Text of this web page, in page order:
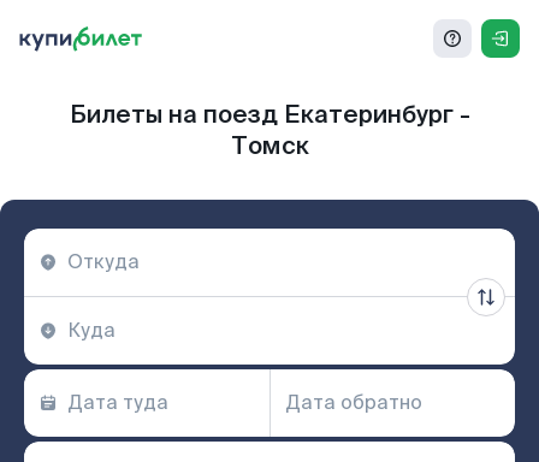
Билеты на поезд Екатеринбург -
Томск